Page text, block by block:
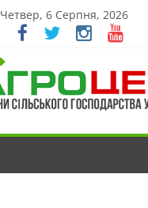
Четвер, 6 Серпня, 2026